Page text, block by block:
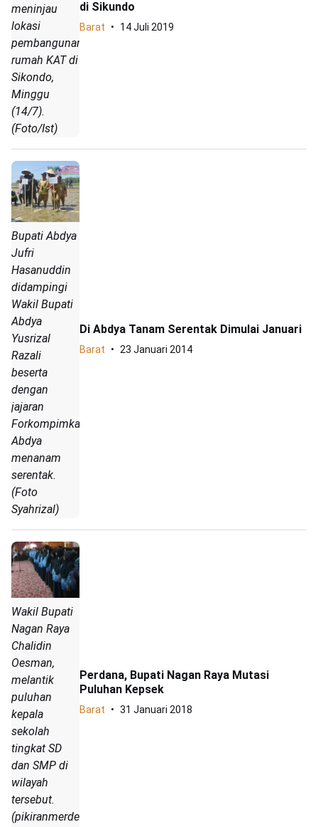
meninjau
lokasi
pembangunan
rumah KAT di
Sikondo,
Minggu
(14/7).
(Foto/Ist)
di Sikundo
Barat 14 Juli 2019
Bupati Abdya
Jufri
Hasanuddin
didampingi
Wakil Bupati
Abdya
Yusrizal
Razali
beserta
dengan
jajaran
Forkompimkab
Abdya
menanam
serentak.
(Foto
Syahrizal)
Di Abdya Tanam Serentak Dimulai Januari
Barat 23 Januari 2014
Wakil Bupati
Nagan Raya
Chalidin
Oesman,
melantik
puluhan
kepala
sekolah
tingkat SD
dan SMP di
wilayah
tersebut.
(pikiranmerdeka.co/Arief
Perdana, Bupati Nagan Raya Mutasi
Puluhan Kepsek
Barat 31 Januari 2018